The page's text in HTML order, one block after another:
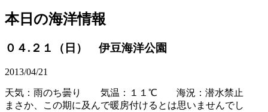
本日の海洋情報
０４.２１（日） 伊豆海洋公園
2013/04/21
天気：雨のち曇り 気温：１１℃ 海況：潜水禁止
まさか、この期に及んで暖房付けるとは思いませんでし